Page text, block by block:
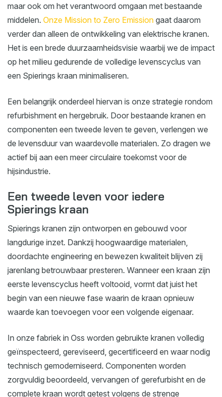
maar ook om het verantwoord omgaan met bestaande
middelen. Onze Mission to Zero Emission gaat daarom
verder dan alleen de ontwikkeling van elektrische kranen.
Het is een brede duurzaamheidsvisie waarbij we de impact
op het milieu gedurende de volledige levenscyclus van
een Spierings kraan minimaliseren.
Een belangrijk onderdeel hiervan is onze strategie rondom
refurbishment en hergebruik. Door bestaande kranen en
componenten een tweede leven te geven, verlengen we
de levensduur van waardevolle materialen. Zo dragen we
actief bij aan een meer circulaire toekomst voor de
hijsindustrie.
Een tweede leven voor iedere
Spierings kraan
Spierings kranen zijn ontworpen en gebouwd voor
langdurige inzet. Dankzij hoogwaardige materialen,
doordachte engineering en bewezen kwaliteit blijven zij
jarenlang betrouwbaar presteren. Wanneer een kraan zijn
eerste levenscyclus heeft voltooid, vormt dat juist het
begin van een nieuwe fase waarin de kraan opnieuw
waarde kan toevoegen voor een volgende eigenaar.
In onze fabriek in Oss worden gebruikte kranen volledig
geïnspecteerd, gereviseerd, gecertificeerd en waar nodig
technisch gemoderniseerd. Componenten worden
zorgvuldig beoordeeld, vervangen of gerefurbisht en de
complete kraan wordt getest volgens de strenge